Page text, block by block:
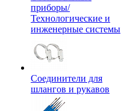
приборы/
Технологические и
инженерные системы
Соединители для
шлангов и рукавов